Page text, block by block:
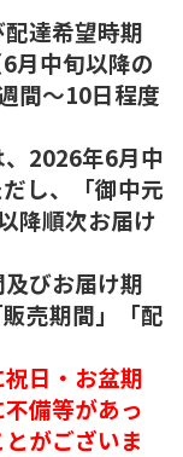
達希望時期
月中旬以降の
間～10日程度
2026年6月中
し、「御中元
降順次お届け
びお届け期
売期間」「配
日・お盆期
備等があっ
がございま